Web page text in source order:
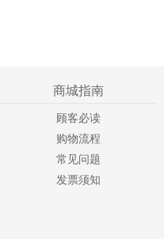
商城指南
顾客必读
购物流程
常见问题
发票须知